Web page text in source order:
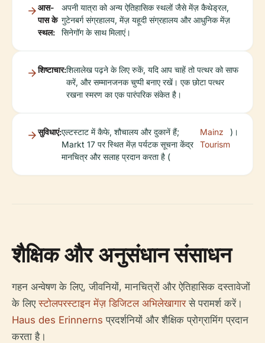
आस-
पास के
स्थल:
अपनी यात्रा को अन्य ऐतिहासिक स्थलों जैसे मेंज़ कैथेड्रल,
गुटेनबर्ग संग्रहालय, मेंज़ यहूदी संग्रहालय और आधुनिक मेंज़
सिनेगॉग के साथ मिलाएं।
शिष्टाचार:शिलालेख पढ़ने के लिए रुकें, यदि आप चाहें तो पत्थर को साफ
करें, और सम्मानजनक चुप्पी बनाए रखें। एक छोटा पत्थर
रखना स्मरण का एक पारंपरिक संकेत है।
सुविधाएं:एल्टस्टाट में कैफे, शौचालय और दुकानें हैं;
Markt 17 पर स्थित मेंज़ पर्यटक सूचना केंद्र
मानचित्र और सलाह प्रदान करता है (
Mainz
Tourism
)।
शैक्षिक और अनुसंधान संसाधन
गहन अन्वेषण के लिए, जीवनियों, मानचित्रों और ऐतिहासिक दस्तावेजों
के लिएस्टोलपरस्टाइन मेंज़ डिजिटल अभिलेखागारसे परामर्श करें।
Haus des Erinnerns प्रदर्शनियों और शैक्षिक प्रोग्रामिंग प्रदान
करता है।